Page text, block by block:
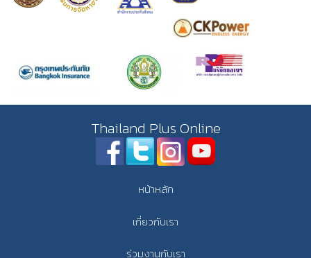
Thailand Plus Online
หน้าหลัก
เกี่ยวกับเรา
ร่วมงานกับเรา